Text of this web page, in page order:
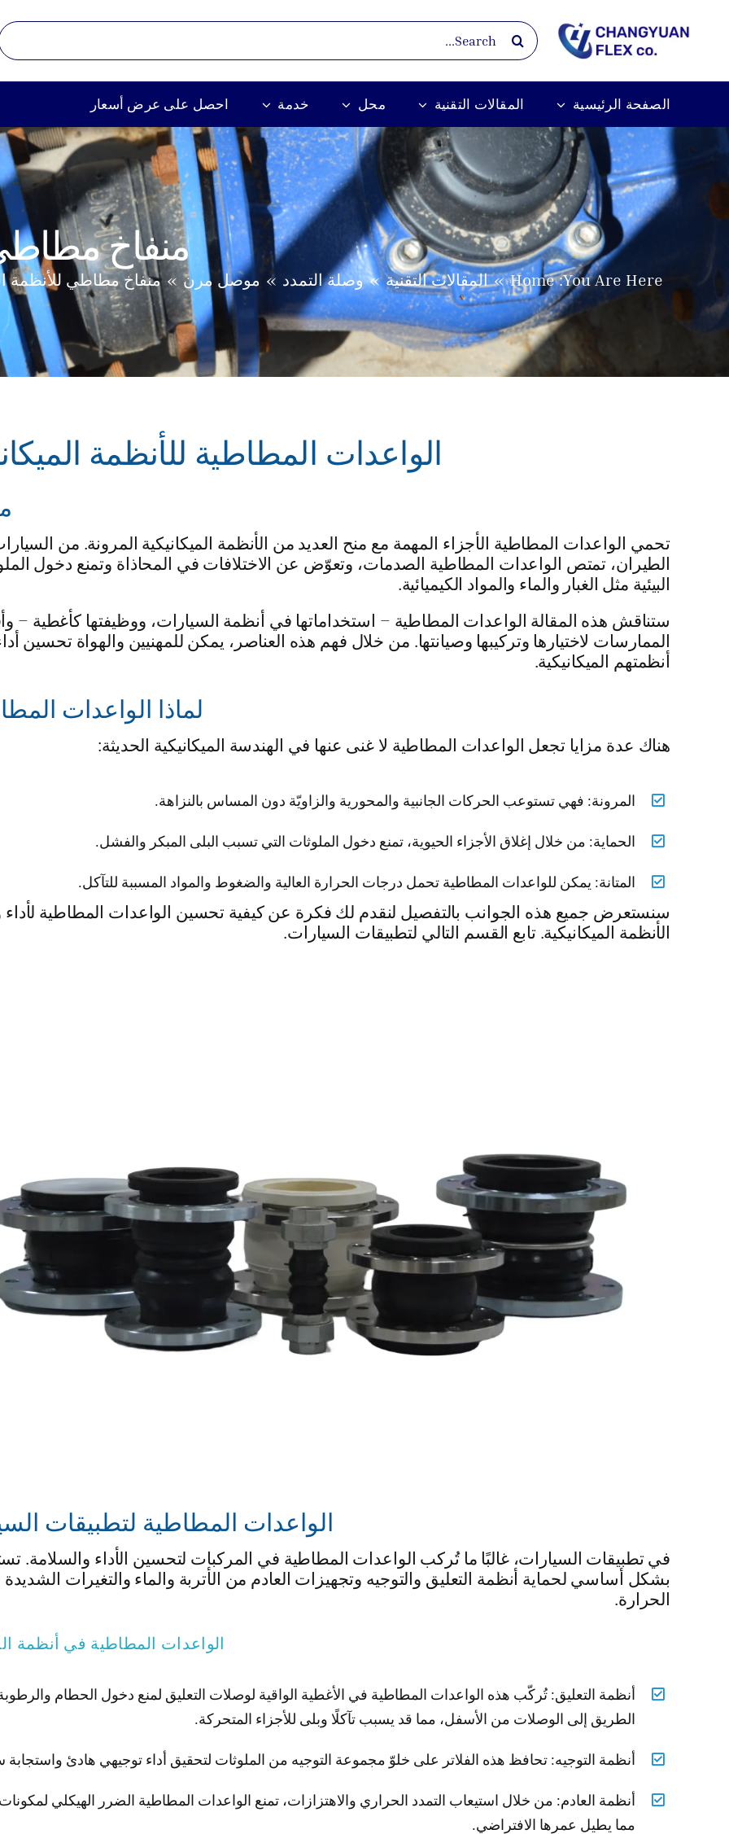
Search
for:
الصفحة الرئيسية المقالات التقنية محل خدمة احصل على عرض أسعار
منفاخ مطاطي
You Are Here:
Home المقالات التقنية وصلة التمدد موصل مرن منفاخ مطاطي للأنظمة
الواعدات المطاطية للأنظمة
تحمي الواعدات المطاطية الأجزاء المهمة مع منح العديد من الأنظمة الميكانيكية المرونة. من
الطيران، تمتص الواعدات المطاطية الصدمات، وتعوّض عن الاختلافات في المحاذاة وتمنع دخول
البيئية مثل الغبار والماء والمواد الكيميائية.
ستناقش هذه المقالة الواعدات المطاطية – استخداماتها في أنظمة السيارات، ووظيفتها كأغطية –
الممارسات لاختيارها وتركيبها وصيانتها. من خلال فهم هذه العناصر، يمكن للمهنيين والهواة تحسين
أنظمتهم الميكانيكية.
لماذا الواعدات
هناك عدة مزايا تجعل الواعدات المطاطية لا غنى عنها في الهندسة الميكانيكية الحديثة:
المرونة: فهي تستوعب الحركات الجانبية والمحورية والزاويّة دون المساس بالنزاهة.
الحماية: من خلال إغلاق الأجزاء الحيوية، تمنع دخول الملوثات التي تسبب البلى المبكر والفشل.
المتانة: يمكن للواعدات المطاطية تحمل درجات الحرارة العالية والضغوط والمواد المسببة للتآكل.
سنستعرض جميع هذه الجوانب بالتفصيل لنقدم لك فكرة عن كيفية تحسين الواعدات المطاطية
الأنظمة الميكانيكية. تابع القسم التالي لتطبيقات السيارات.
الواعدات المطاطية لتطبيقات
في تطبيقات السيارات، غالبًا ما تُركب الواعدات المطاطية في المركبات لتحسين الأداء والسلامة.
بشكل أساسي لحماية أنظمة التعليق والتوجيه وتجهيزات العادم من الأتربة والماء والتغيرات
الحرارة.
الواعدات المطاطية في أنظمة
أنظمة التعليق: تُركّب هذه الواعدات المطاطية في الأغطية الواقية لوصلات التعليق لمنع دخول الحطام
الطريق إلى الوصلات من الأسفل، مما قد يسبب تآكلًا وبلى للأجزاء المتحركة.
أنظمة التوجيه: تحافظ هذه الفلاتر على خلوّ مجموعة التوجيه من الملوثات لتحقيق أداء توجيهي هادئ
أنظمة العادم: من خلال استيعاب التمدد الحراري والاهتزازات، تمنع الواعدات المطاطية الضرر الهيكلي لمكونات
مما يطيل عمرها الافتراضي.